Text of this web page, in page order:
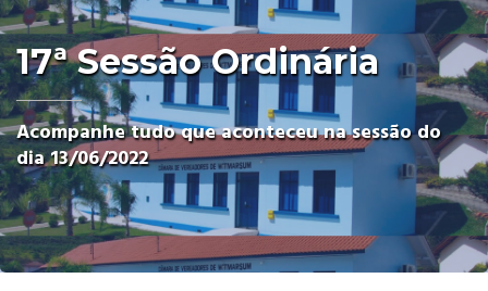
17ª Sessão Ordinária
Acompanhe tudo que aconteceu na sessão do
dia 13/06/2022